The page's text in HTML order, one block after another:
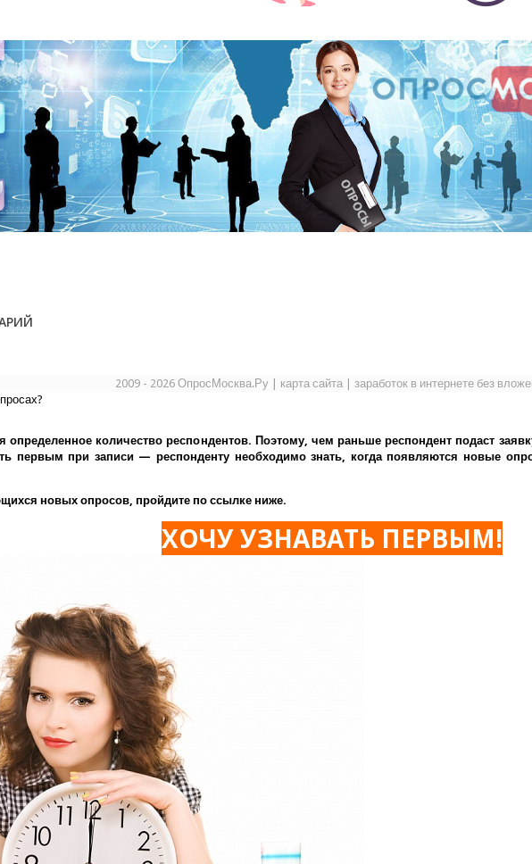
2009 - 2026 ОпросМосква.Ру| карта сайта| заработок в интернете без
определенное количество респондентов. Поэтому, чем раньше респондент подаст
первым при записи — респонденту необходимо знать, когда появляются новые
новых опросов, пройдите по ссылке ниже.
ХОЧУ УЗНАВАТЬ ПЕРВЫМ!